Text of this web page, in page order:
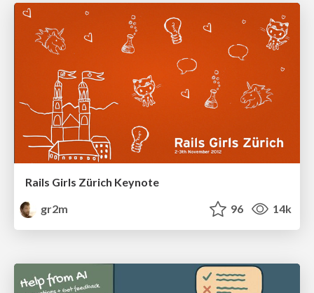
Rails Girls Zürich Keynote
gr2m
96 14k